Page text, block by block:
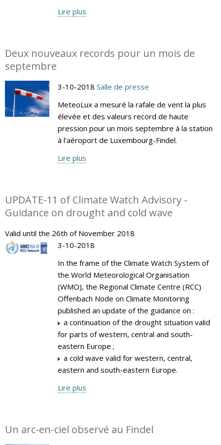
Lire plus
Deux nouveaux records pour un mois de
septembre
3-10-2018 Salle de presse
MeteoLux a mesuré la rafale de vent la plus
élevée et des valeurs record de haute
pression pour un mois septembre à la station
à l’aéroport de Luxembourg-Findel.
Lire plus
UPDATE-11 of Climate Watch Advisory -
Guidance on drought and cold wave
Valid until the 26th of November 2018
3-10-2018
In the frame of the Climate Watch System of
the World Meteorological Organisation
(WMO), the Regional Climate Centre (RCC)
Offenbach Node on Climate Monitoring
published an update of the guidance on :
a continuation of the drought situation valid
for parts of western, central and south-
eastern Europe ;
a cold wave valid for western, central,
eastern and south-eastern Europe.
Lire plus
Un arc-en-ciel observé au Findel